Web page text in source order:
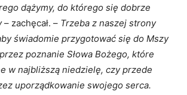
dążymy, do którego się dobrze
– zachęcał. – Trzeba z naszej strony
świadomie przygotować się do Mszy
poznanie Słowa Bożego, które
w najbliższą niedzielę, czy przede
uporządkowanie swojego serca.